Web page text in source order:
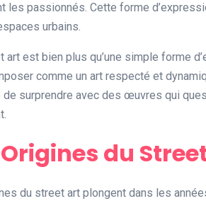
les passionnés. Cette forme
urbains.
art est bien plus qu’une simple forme
comme un art respecté et
de surprendre avec des œuvres qui
Origines du
du street art plongent dans les